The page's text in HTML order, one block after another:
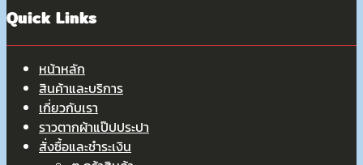
Quick Links
หน้าหลัก
สินค้าและบริการ
เกี่ยวกับเรา
ราวตากผ้าแป๊ปประปา
สั่งซื้อและชำระเงิน